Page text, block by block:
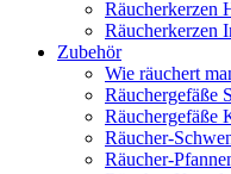
Räucherkerzen
Räucherkerzen
Zubehör
Wie räuchert
Räuchergefäße
Räuchergefäße
Räucher-
Räucher-